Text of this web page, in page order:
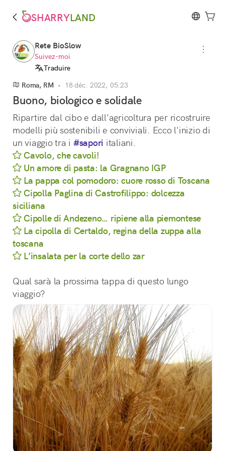
SHARRYLAND
Rete BioSlow
Suivez-moi
Traduire
Roma, RM • 18 déc. 2022, 05:23
Buono, biologico e solidale
Ripartire dal cibo e dall'agricoltura per ricostruire
modelli più sostenibili e conviviali. Ecco l'inizio di
un viaggio tra i #sapori italiani.
Cavolo, che cavoli!
Un amore di pasta: la Gragnano IGP
La pappa col pomodoro: cuore rosso di Toscana
Cipolla Paglina di Castrofilippo: dolcezza
siciliana
Cipolle di Andezeno… ripiene alla piemontese
La cipolla di Certaldo, regina della zuppa alla
toscana
L’insalata per la corte dello zar
Qual sarà la prossima tappa di questo lungo
viaggio?